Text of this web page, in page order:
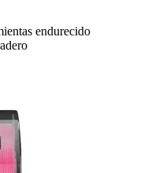
endurecido